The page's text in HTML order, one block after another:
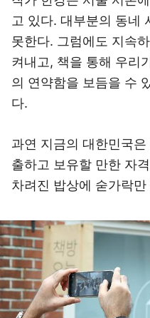
고 있다. 대부분의 동네
못한다. 그럼에도 지속
켜내고, 책을 통해 우리
의 연약함을 보듬을 수
다.
과연 지금의 대한민국
출하고 보유할 만한 자
차려진 밥상에 숟가락만